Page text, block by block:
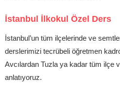
İstanbul İlkokul Özel Ders
İstanbul’un tüm ilçelerinde ve
derslerimizi tecrübeli öğretmen
Avcılardan Tuzla ya kadar tüm ilçe
anlatıyoruz.